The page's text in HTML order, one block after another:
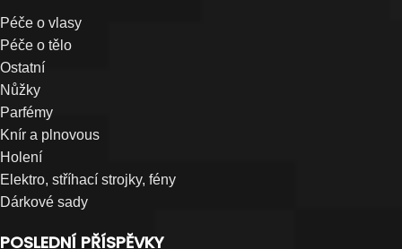
Péče o vlasy
Péče o tělo
Ostatní
Nůžky
Parfémy
Knír a plnovous
Holení
Elektro, stříhací strojky, fény
Dárkové sady
POSLEDNÍ PŘÍSPĚVKY